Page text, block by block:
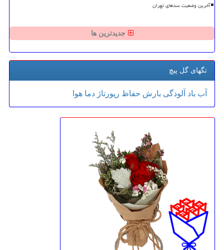
آخرین وضعیت سدهای تهران
جدیدترین ها
تگهای گل پیچ
آب باد آلودگی بارش حفاظ رپورتاژ دما هوا